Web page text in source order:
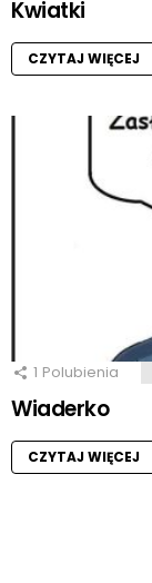
Kwiatki
CZYTAJ WIĘCEJ
1 Polubienia
Wiaderko
CZYTAJ WIĘCEJ